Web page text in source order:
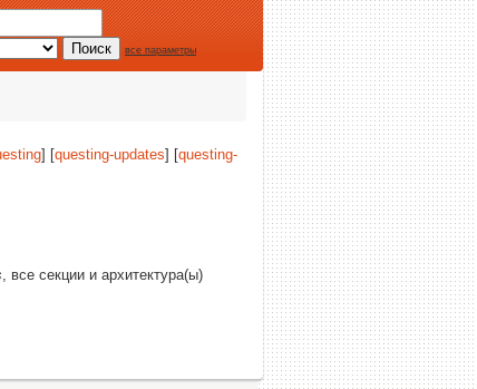
все параметры
] [questing-updates] [questing-
, все секции и архитектура(ы)